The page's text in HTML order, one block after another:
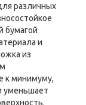
различных
бумагой
и
из
к минимуму,
уменьшает